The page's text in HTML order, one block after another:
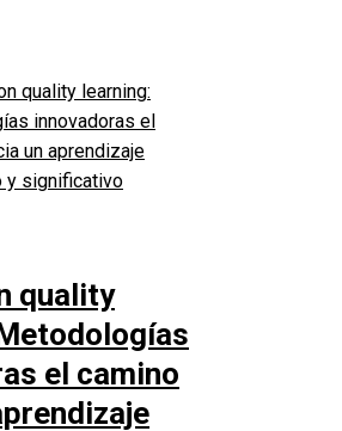
quality
el camino